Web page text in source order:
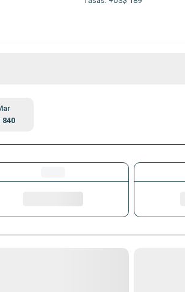
840